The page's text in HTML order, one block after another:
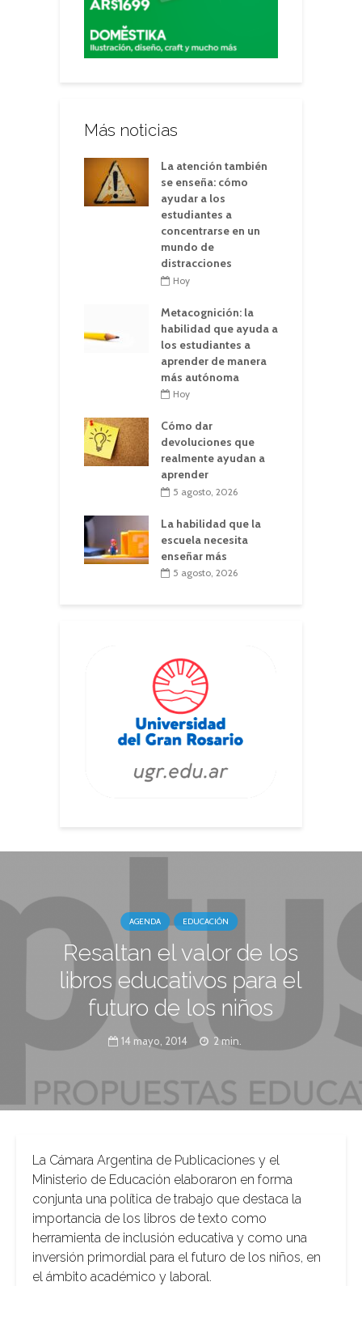
Más noticias
La atención también
se enseña: cómo
ayudar a los
estudiantes a
concentrarse en un
mundo de
distracciones
Hoy
Metacognición: la
habilidad que ayuda a
los estudiantes a
aprender de manera
más autónoma
Hoy
Cómo dar
devoluciones que
realmente ayudan a
aprender
5 agosto, 2026
La habilidad que la
escuela necesita
enseñar más
5 agosto, 2026
AGENDA EDUCACIÓN
Resaltan el valor de los
libros educativos para el
futuro de los niños
14 mayo, 2014 2 min.
La Cámara Argentina de Publicaciones y el
Ministerio de Educación elaboraron en forma
conjunta una política de trabajo que destaca la
importancia de los libros de texto como
herramienta de inclusión educativa y como una
inversión primordial para el futuro de los niños, en
el ámbito académico y laboral.